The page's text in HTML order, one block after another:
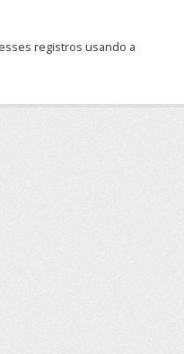
registros usando a